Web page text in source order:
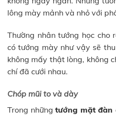
lông mày mảnh và nhỏ với
Thường nhân tướng học cho
có tướng mày như vậy sẽ
không mấy thật lòng, không
chí đã cưới nhau.
Chóp mũi to và dày
Trong những tướng mặt đàn